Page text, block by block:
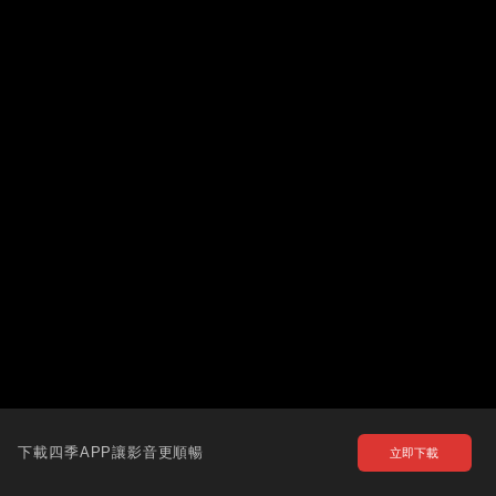
下載四季APP讓影音更順暢 立即下載